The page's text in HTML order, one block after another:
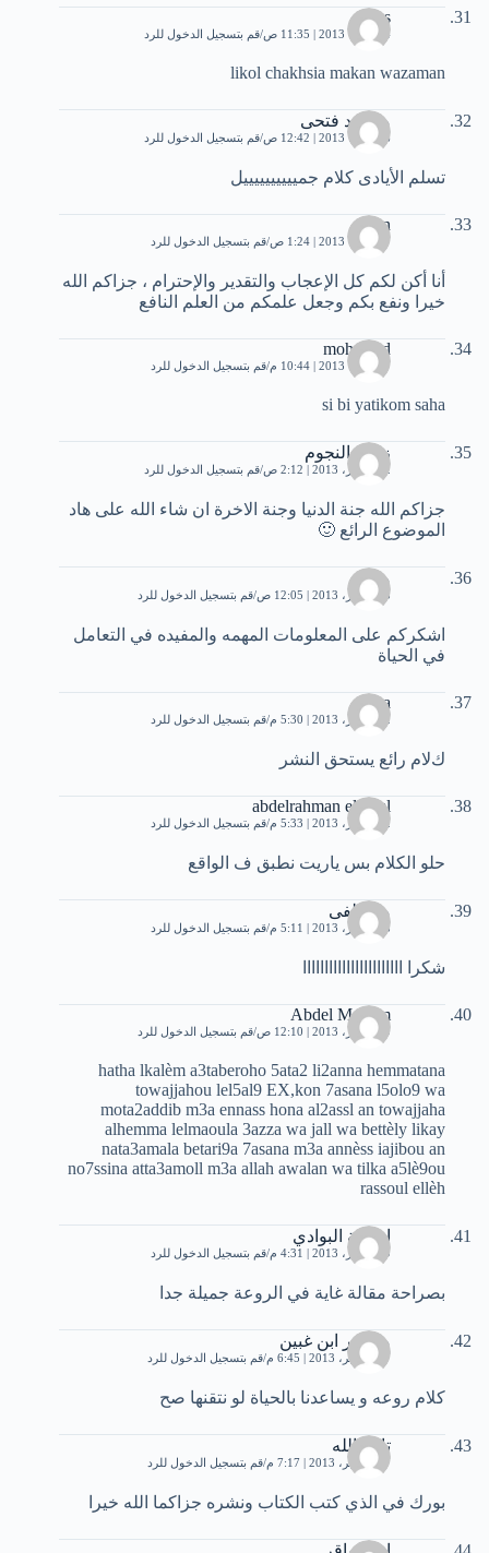
anas
4 أكتوبر، 2013 | 11:35 ص قم بتسجيل الدخول للرد
likol chakhsia makan wazaman
محمود فتحى
6 أكتوبر، 2013 | 12:42 ص قم بتسجيل الدخول للرد
تسلم الأيادى كلام جمييييييييييل
dsan
7 أكتوبر، 2013 | 1:24 ص قم بتسجيل الدخول للرد
أنا أكن لكم كل الإعجاب والتقدير والإحترام ، جزاكم الله
خيرا ونفع بكم وجعل علمكم من العلم النافع
mohamed
7 أكتوبر، 2013 | 10:44 م قم بتسجيل الدخول للرد
si bi yatikom saha
زينت النجوم
12 أكتوبر، 2013 | 2:12 ص قم بتسجيل الدخول للرد
جزاكم الله جنة الدنيا وجنة الاخرة ان شاء الله على هاد
الموضوع الرائع 🙂
مرام
13 أكتوبر، 2013 | 12:05 ص قم بتسجيل الدخول للرد
اشكركم على المعلومات المهمه والمفيده في التعامل
في الحياة
safaa
22 أكتوبر، 2013 | 5:30 م قم بتسجيل الدخول للرد
كﻻم رائع يستحق النشر
abdelrahman elgaml
22 أكتوبر، 2013 | 5:33 م قم بتسجيل الدخول للرد
حلو الكلام بس ياريت نطبق ف الواقع
مصطفى
28 أكتوبر، 2013 | 5:11 م قم بتسجيل الدخول للرد
شكرا ااااااااااااااااااااااا
Abdel Monem
29 أكتوبر، 2013 | 12:10 ص قم بتسجيل الدخول للرد
hatha lkalèm a3taberoho 5ata2 li2anna hemmatana
towajjahou lel5al9 EX,kon 7asana l5olo9 wa
mota2addib m3a ennass hona al2assl an towajjaha
alhemma lelmaoula 3azza wa jall wa bettèly likay
nata3amala betari9a 7asana m3a annèss iajibou an
no7ssina atta3amoll m3a allah awalan wa tilka a5lè9ou
rassoul ellèh
اسامة البوادي
29 أكتوبر، 2013 | 4:31 م قم بتسجيل الدخول للرد
بصراحة مقالة غاية في الروعة جميلة جدا
منصور ابن غبين
17 نوفمبر، 2013 | 6:45 م قم بتسجيل الدخول للرد
كلام روعه و يساعدنا بالحياة لو نتقنها صح
تائبة الله
17 نوفمبر، 2013 | 7:17 م قم بتسجيل الدخول للرد
بورك في الذي كتب الكتاب ونشره جزاكما الله خيرا